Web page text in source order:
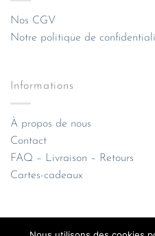
Nos CGV
Notre politique de
Informations
À propos de nous
Contact
FAQ – Livraison – Retours
Cartes-cadeaux